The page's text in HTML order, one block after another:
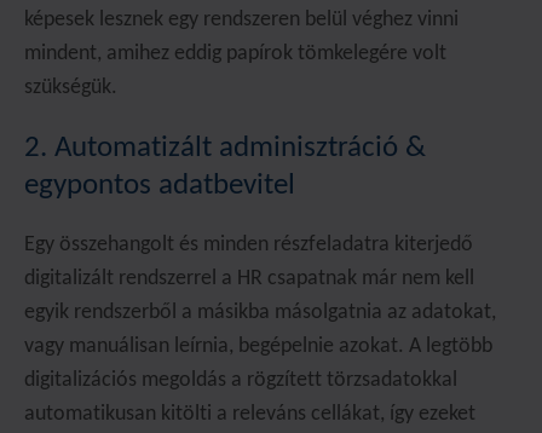
képesek lesznek egy rendszeren belül véghez vinni
mindent, amihez eddig papírok tömkelegére volt
szükségük.
2. Automatizált adminisztráció &
egypontos adatbevitel
Egy összehangolt és minden részfeladatra kiterjedő
digitalizált rendszerrel a HR csapatnak már nem kell
egyik rendszerből a másikba másolgatnia az adatokat,
vagy manuálisan leírnia, begépelnie azokat. A legtöbb
digitalizációs megoldás a rögzített törzsadatokkal
automatikusan kitölti a releváns cellákat, így ezeket